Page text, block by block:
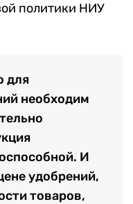
политики НИУ
для
необходим
И
удобрений,
товаров,